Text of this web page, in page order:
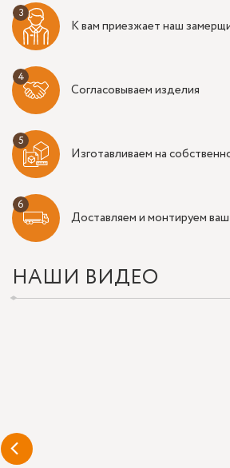
К вам приезжает наш
Согласовываем изделия
Изготавливаем на
Доставляем и монтируем ваш
НАШИ ВИДЕО